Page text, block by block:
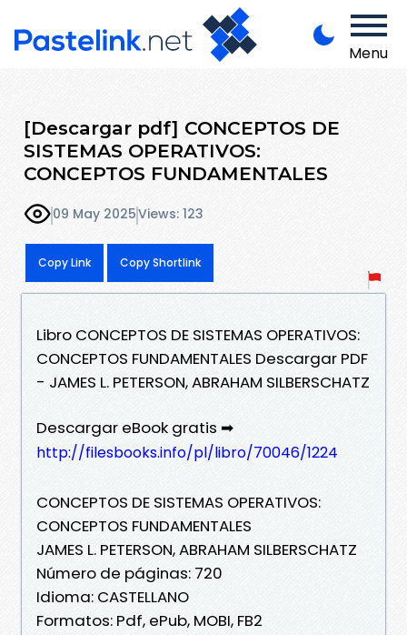
Menu
[Descargar pdf] CONCEPTOS DE
SISTEMAS OPERATIVOS:
CONCEPTOS FUNDAMENTALES
09 May 2025Views: 123
Copy Link Copy Shortlink
Libro CONCEPTOS DE SISTEMAS OPERATIVOS:
CONCEPTOS FUNDAMENTALES Descargar PDF
- JAMES L. PETERSON, ABRAHAM SILBERSCHATZ
Descargar eBook gratis ➡
http://filesbooks.info/pl/libro/70046/1224
CONCEPTOS DE SISTEMAS OPERATIVOS:
CONCEPTOS FUNDAMENTALES
JAMES L. PETERSON, ABRAHAM SILBERSCHATZ
Número de páginas: 720
Idioma: CASTELLANO
Formatos: Pdf, ePub, MOBI, FB2